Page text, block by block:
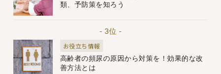
類、予防策を知ろう
- 3位 -
お役立ち情報
高齢者の頻尿の原因から対策を！効果的な改
善方法とは